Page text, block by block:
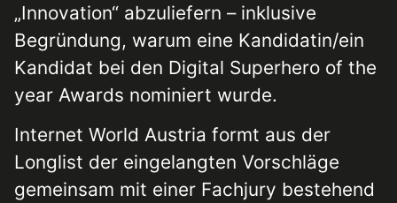
„Innovation“ abzuliefern – inklusive
Begründung, warum eine Kandidatin/ein
Kandidat bei den Digital Superhero of the
year Awards nominiert wurde.
Internet World Austria formt aus der
Longlist der eingelangten Vorschläge
gemeinsam mit einer Fachjury bestehend